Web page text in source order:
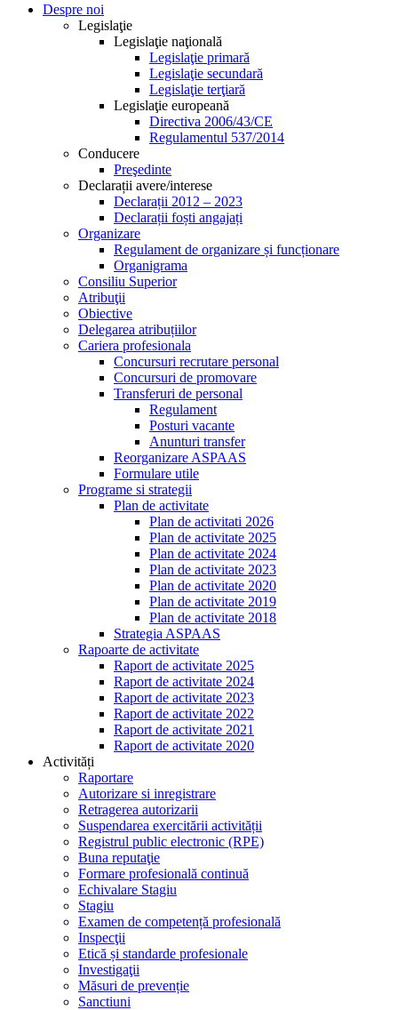
Despre noi
Legislaţie
Legislaţie naţională
Legislaţie primară
Legislaţie secundară
Legislaţie terţiară
Legislaţie europeană
Directiva 2006/43/CE
Regulamentul 537/2014
Conducere
Preşedinte
Declarații avere/interese
Declarații 2012 – 2023
Declarații foști angajați
Organizare
Regulament de organizare și funcționare
Organigrama
Consiliu Superior
Atribuţii
Obiective
Delegarea atribuțiilor
Cariera profesionala
Concursuri recrutare personal
Concursuri de promovare
Transferuri de personal
Regulament
Posturi vacante
Anunturi transfer
Reorganizare ASPAAS
Formulare utile
Programe si strategii
Plan de activitate
Plan de activitati 2026
Plan de activitate 2025
Plan de activitate 2024
Plan de activitate 2023
Plan de activitate 2020
Plan de activitate 2019
Plan de activitate 2018
Strategia ASPAAS
Rapoarte de activitate
Raport de activitate 2025
Raport de activitate 2024
Raport de activitate 2023
Raport de activitate 2022
Raport de activitate 2021
Raport de activitate 2020
Activități
Raportare
Autorizare si inregistrare
Retragerea autorizarii
Suspendarea exercitării activității
Registrul public electronic (RPE)
Buna reputaţie
Formare profesională continuă
Echivalare Stagiu
Stagiu
Examen de competență profesională
Inspecţii
Etică și standarde profesionale
Investigaţii
Măsuri de prevenție
Sanctiuni